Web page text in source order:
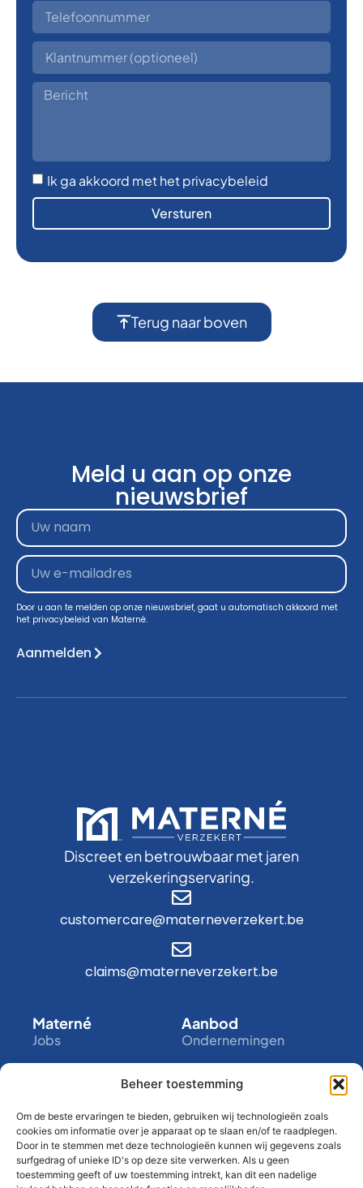
Beheer toestemming
Om de beste ervaringen te bieden, gebruiken wij technologieën zoals
cookies om informatie over je apparaat op te slaan en/of te raadplegen.
Door in te stemmen met deze technologieën kunnen wij gegevens zoals
surfgedrag of unieke ID's op deze site verwerken. Als u geen
toestemming geeft of uw toestemming intrekt, kan dit een nadelige
Ik ga akkoord met het privacybeleid
Versturen
Terug naar boven
Meld u aan op onze
nieuwsbrief
Door u aan te melden op onze nieuwsbrief, gaat u automatisch akkoord met
het privacybeleid van Materné.
Aanmelden
Discreet en betrouwbaar met jaren
verzekeringservaring.
customercare@materneverzekert.be
claims@materneverzekert.be
Materné
Jobs
Aanbod
Ondernemingen
Bedrijf
Over ons
Contact
Tools
My Materné
Assistance